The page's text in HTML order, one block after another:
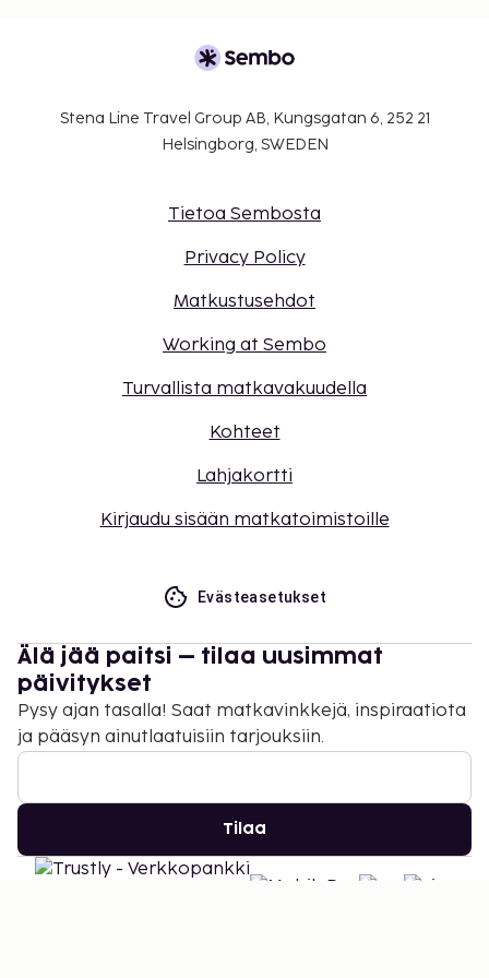
Stena Line Travel Group AB, Kungsgatan 6, 252 21
Helsingborg, SWEDEN
Tietoa Sembosta
Privacy Policy
Matkustusehdot
Working at Sembo
Turvallista matkavakuudella
Kohteet
Lahjakortti
Kirjaudu sisään matkatoimistoille
Evästeasetukset
Älä jää paitsi – tilaa uusimmat
päivitykset
Pysy ajan tasalla! Saat matkavinkkejä, inspiraatiota
ja pääsyn ainutlaatuisiin tarjouksiin.
Tilaa